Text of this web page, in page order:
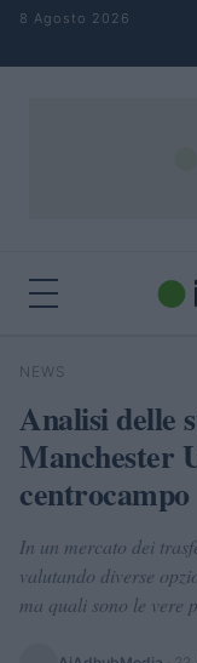
Salta al contenuto
8 Agosto 2026
Cerca
NEWS
Analisi delle
Manchester
centrocampo
In un mercato dei
valutando diverse
ma quali sono le vere